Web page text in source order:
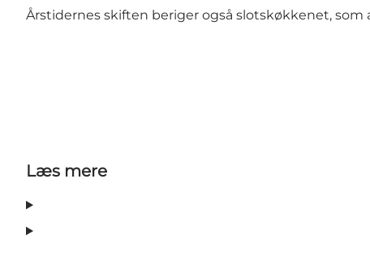
Årstidernes skiften beriger også slotskøkkenet,
Læs mere